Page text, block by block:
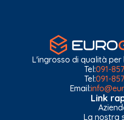
L'ingrosso di qualità
Tel:091-
Tel:091-
Email:
Link
La nostra